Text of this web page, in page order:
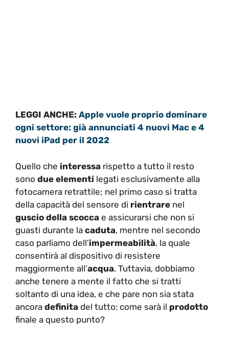
LEGGI ANCHE: Apple vuole proprio dominare
ogni settore: già annunciati 4 nuovi Mac e 4
nuovi iPad per il 2022
Quello che interessa rispetto a tutto il resto
sono due elementi legati esclusivamente alla
fotocamera retrattile; nel primo caso si tratta
della capacità del sensore di rientrare nel
guscio della scocca e assicurarsi che non si
guasti durante la caduta, mentre nel secondo
caso parliamo dell’impermeabilità, la quale
consentirà al dispositivo di resistere
maggiormente all’acqua. Tuttavia, dobbiamo
anche tenere a mente il fatto che si tratti
soltanto di una idea, e che pare non sia stata
ancora definita del tutto: come sarà il prodotto
finale a questo punto?